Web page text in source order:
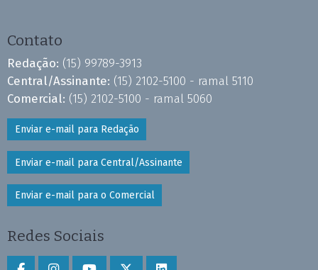
Contato
Redação: (15) 99789-3913
Central/Assinante: (15) 2102-5100 - ramal 5110
Comercial: (15) 2102-5100 - ramal 5060
Enviar e-mail para Redação
Enviar e-mail para Central/Assinante
Enviar e-mail para o Comercial
Redes Sociais